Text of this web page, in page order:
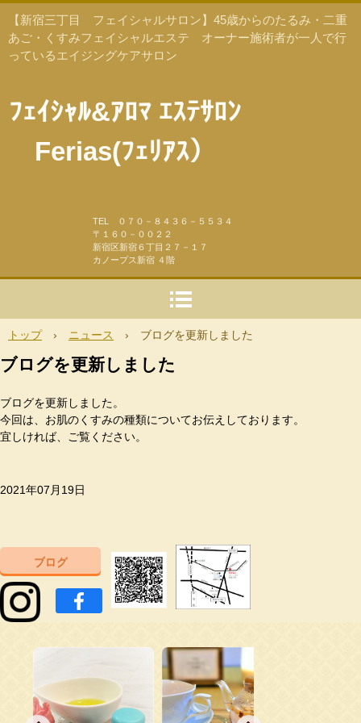
ﾌｪｲｼｬﾙ&ｱﾛﾏ ｴｽﾃｻﾛﾝ
Ferias(ﾌｪﾘｱｽ）
【新宿三丁目 フェイシャルサロン】45歳からのたるみ・二重
あご・くすみフェイシャルエステ オーナー施術者が一人で行
っているエイジングケアサロン
TEL ０７０－８４３６－５５３４
〒１６０－００２２
新宿区新宿６丁目２７－１７
カノープス新宿 ４階
トップ › ニュース › ブログを更新しました
ブログを更新しました
ブログを更新しました。
今回は、お肌のくすみの種類についてお伝えしております。
宜しければ、ご覧ください。
2021年07月19日
ブログ